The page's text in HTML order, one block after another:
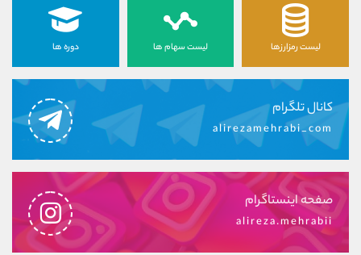
لیست رمزارزها لیست سهام ها دوره ها
کانال تلگرام
alirezamehrabi_com
صفحه اینستاگرام
alireza.mehrabii